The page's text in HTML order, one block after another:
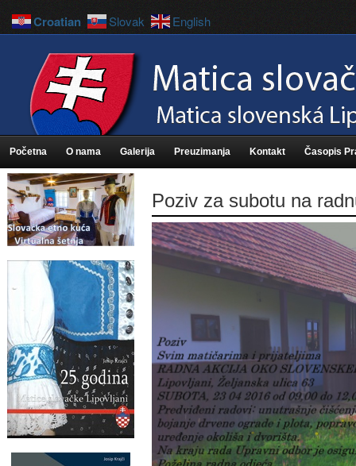
Početna O nama Galerija Preuzimanja Kontakt Časopis
Poziv za subotu na
Croatian Slovak English